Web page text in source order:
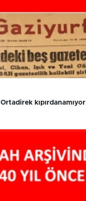
Ortadirek kıpırdanamıyor